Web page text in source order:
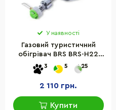
У наявності
Газовий туристичний
обігрівач BRS BRS-H22
метал, 21,5х20х11 см
3 5 25
2 110 грн.
Купити